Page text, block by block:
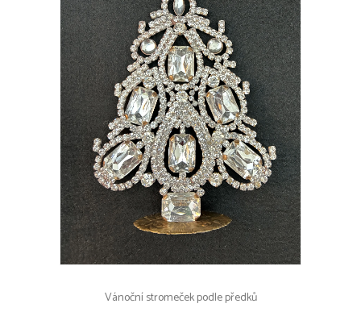
Vánoční stromeček podle předků